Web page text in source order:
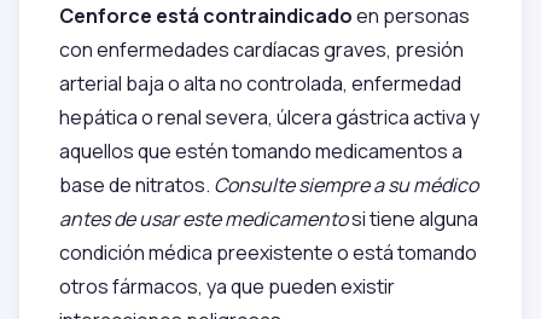
Cenforce está contraindicadoen personas
con enfermedades cardíacas graves, presión
arterial baja o alta no controlada, enfermedad
hepática o renal severa, úlcera gástrica activa y
aquellos que estén tomando medicamentos a
base de nitratos. Consulte siempre a su médico
antes de usar este medicamentosi tiene alguna
condición médica preexistente o está tomando
otros fármacos, ya que pueden existir